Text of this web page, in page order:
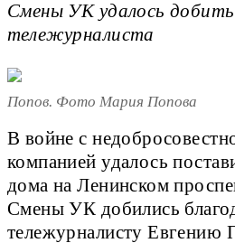
Смены УК удалось
тележурналиста
Попов. Фото Мария Попова
В войне с
компанией удалось
дома на Ленинском
Смены УК добились
тележурналисту Евгению